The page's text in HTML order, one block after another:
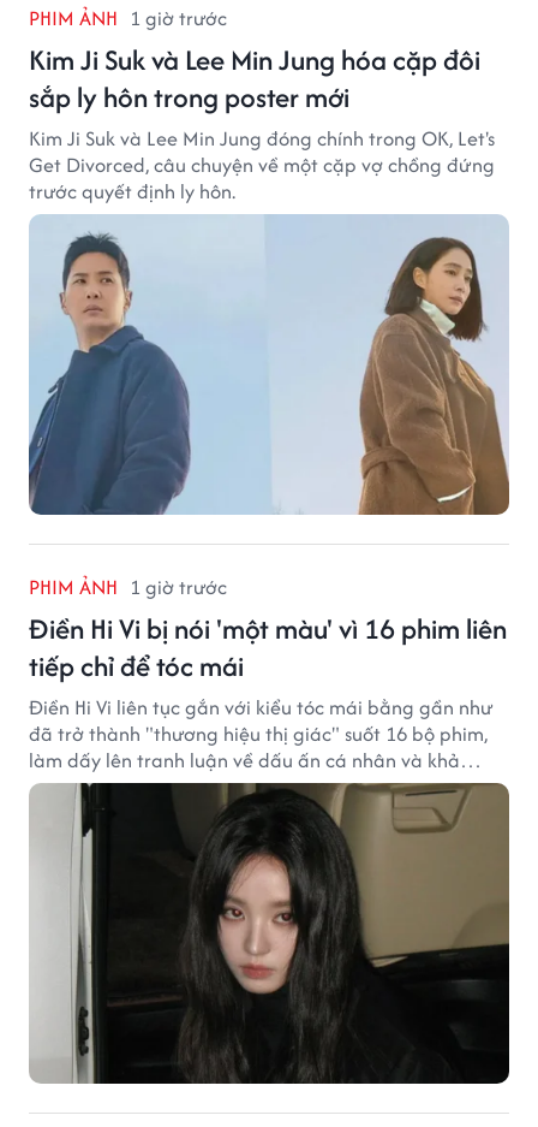
PHIM ẢNH 1 giờ trước
Kim Ji Suk và Lee Min Jung hóa cặp đôi
sắp ly hôn trong poster mới
Kim Ji Suk và Lee Min Jung đóng chính trong OK, Let's
Get Divorced, câu chuyện về một cặp vợ chồng đứng
trước quyết định ly hôn.
PHIM ẢNH 1 giờ trước
Điền Hi Vi bị nói 'một màu' vì 16 phim liên
tiếp chỉ để tóc mái
Điền Hi Vi liên tục gắn với kiểu tóc mái bằng gần như
đã trở thành "thương hiệu thị giác" suốt 16 bộ phim,
làm dấy lên tranh luận về dấu ấn cá nhân và khả
năng biến hóa trên màn ảnh.